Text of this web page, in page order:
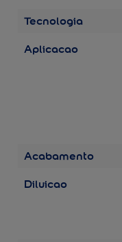
Tecnologia
Aplicacao
Acabamento
Diluicao